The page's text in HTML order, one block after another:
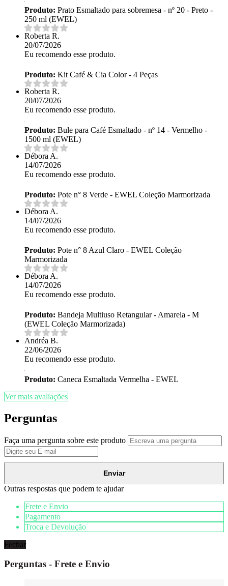
Produto: Prato Esmaltado para sobremesa - nº 20 - Preto -
250 ml (EWEL)
Roberta R.
20/07/2026
Eu recomendo esse produto.
Produto: Kit Café & Cia Color - 4 Peças
Roberta R.
20/07/2026
Eu recomendo esse produto.
Produto: Bule para Café Esmaltado - nº 14 - Vermelho -
1500 ml (EWEL)
Débora A.
14/07/2026
Eu recomendo esse produto.
Produto: Pote n° 8 Verde - EWEL Coleção Marmorizada
Débora A.
14/07/2026
Eu recomendo esse produto.
Produto: Pote n° 8 Azul Claro - EWEL Coleção
Marmorizada
Débora A.
14/07/2026
Eu recomendo esse produto.
Produto: Bandeja Multiuso Retangular - Amarela - M
(EWEL Coleção Marmorizada)
Andréa B.
22/06/2026
Eu recomendo esse produto.
Produto: Caneca Esmaltada Vermelha - EWEL
Ver mais avaliações
Perguntas
Faça uma pergunta sobre este produto
Enviar
Outras respostas que podem te ajudar
Frete e Envio
Pagamento
Troca e Devolução
Fechar
Perguntas - Frete e Envio